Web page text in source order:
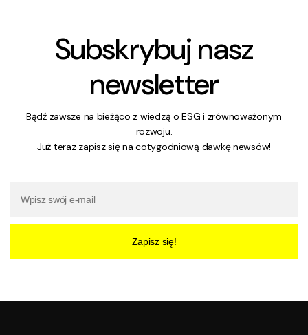
Subskrybuj nasz
newsletter
Bądź zawsze na bieżąco z wiedzą o ESG i zrównoważonym
rozwoju.
Już teraz zapisz się na cotygodniową dawkę newsów!
Zapisz się!